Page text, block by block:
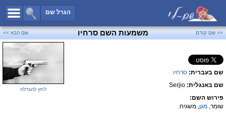
הגרל שם
כל השמות
שמות לבנים
שמות משותפים
שמות נפוצים
<< שם קודם משמעות השם סרחיו שם הבא >>
שם בעברית: סרחיו
שם באנגלית: Serjio
פירוש השם:
שומר, מגן, משגיח.
לחץ להגדלה